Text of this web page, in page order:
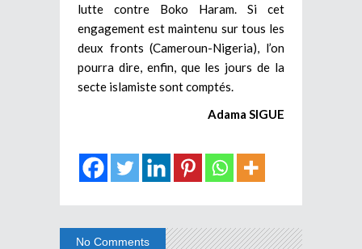
lutte contre Boko Haram. Si cet
engagement est maintenu sur tous les
deux fronts (Cameroun-Nigeria), l’on
pourra dire, enfin, que les jours de la
secte islamiste sont comptés.
Adama SIGUE
No Comments